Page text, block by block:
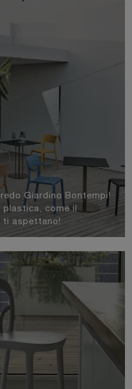
Giardino Bontempi!
plastica, come il
ti aspettano!